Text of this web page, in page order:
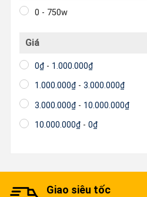
0 - 750w
Giá
0₫ - 1.000.000₫
1.000.000₫ - 3.000.000₫
3.000.000₫ - 10.000.000₫
10.000.000₫ - 0₫
Giao siêu tốc